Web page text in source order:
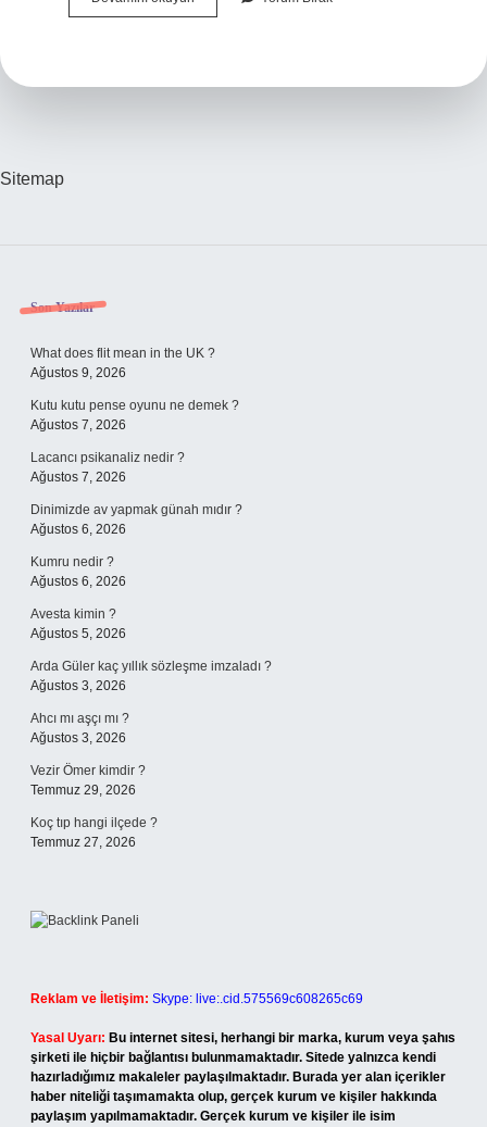
Düzlük
Sitemap
Sidebar
Son Yazılar
What does flit mean in the UK ?
Ağustos 9, 2026
Kutu kutu pense oyunu ne demek ?
Ağustos 7, 2026
Lacancı psikanaliz nedir ?
Ağustos 7, 2026
Dinimizde av yapmak günah mıdır ?
Ağustos 6, 2026
Kumru nedir ?
Ağustos 6, 2026
Avesta kimin ?
Ağustos 5, 2026
Arda Güler kaç yıllık sözleşme imzaladı ?
Ağustos 3, 2026
Ahcı mı aşçı mı ?
Ağustos 3, 2026
Vezir Ömer kimdir ?
Temmuz 29, 2026
Koç tıp hangi ilçede ?
Temmuz 27, 2026
Reklam ve İletişim: Skype: live:.cid.575569c608265c69
Yasal Uyarı: Bu internet sitesi, herhangi bir marka, kurum veya şahıs
şirketi ile hiçbir bağlantısı bulunmamaktadır. Sitede yalnızca kendi
hazırladığımız makaleler paylaşılmaktadır. Burada yer alan içerikler
haber niteliği taşımamakta olup, gerçek kurum ve kişiler hakkında
paylaşım yapılmamaktadır. Gerçek kurum ve kişiler ile isim